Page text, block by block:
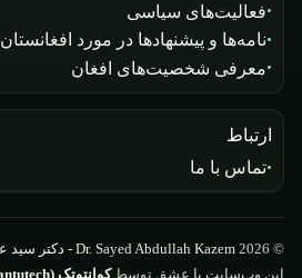
فعالیت‌های سیاسی
نامه‌ها و پیشنهادها در مورد افغانستان
معرفی شخصیت‌های افغان
ارتباط
تماس با ما
© 2026
Dr. Sayed Abdullah Kazem - دکتر سید عبدالله کاظم
این وب‌سایت با عشق توسطکوانتوتک (Quantutech)